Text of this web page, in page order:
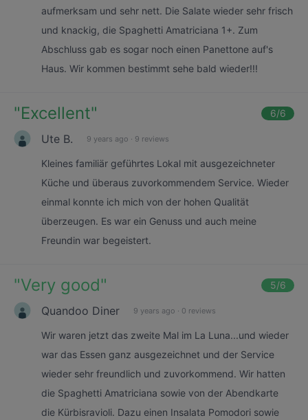
aufmerksam und sehr nett. Die Salate wieder sehr frisch
und knackig, die Spaghetti Amatriciana 1+. Zum
Abschluss gab es sogar noch einen Panettone auf's
Haus. Wir kommen bestimmt sehe bald wieder!!!
"Excellent" 6/6
Ute B. 9 years ago · 9 reviews
Kleines familiär geführtes Lokal mit ausgezeichneter
Küche und überaus zuvorkommendem Service. Wieder
einmal konnte ich mich von der hohen Qualität
überzeugen. Es war ein Genuss und auch meine
Freundin war begeistert.
"Very good" 5/6
Quandoo Diner 9 years ago · 0 reviews
Wir waren jetzt das zweite Mal im La Luna...und wieder
war das Essen ganz ausgezeichnet und der Service
wieder sehr freundlich und zuvorkommend. Wir hatten
die Spaghetti Amatriciana sowie von der Abendkarte
die Kürbisravioli. Dazu einen Insalata Pomodori sowie